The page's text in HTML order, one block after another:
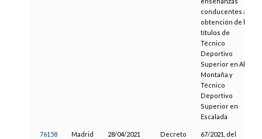
conducentes a la
obtención de los
títulos de
Técnico
Deportivo
Superior en Alta
Montaña y
Técnico
Deportivo
Superior en
Escalada
76158 Madrid 28/04/2021 Decreto
67/2021, del